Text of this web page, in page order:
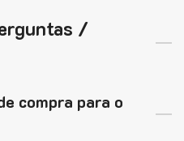
/
compra para o